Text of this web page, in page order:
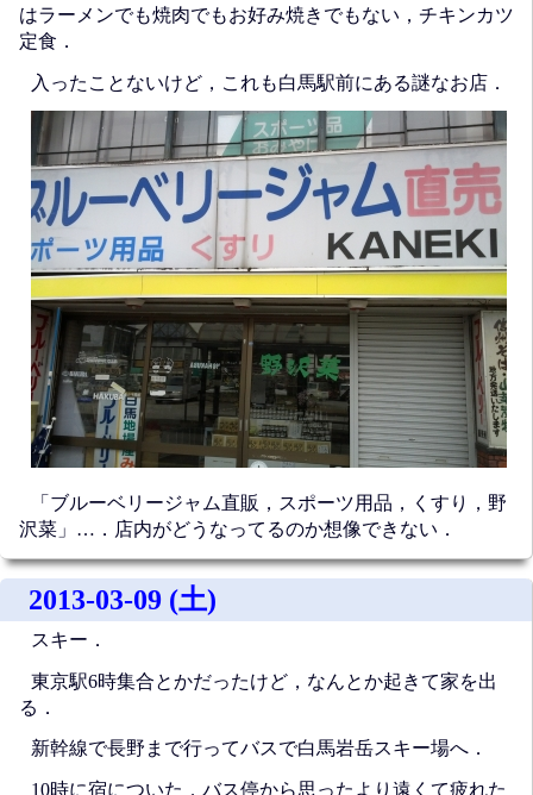
はラーメンでも焼肉でもお好み焼きでもない，チキンカツ
定食．
入ったことないけど，これも白馬駅前にある謎なお店．
「ブルーベリージャム直販，スポーツ用品，くすり，野
沢菜」…．店内がどうなってるのか想像できない．
2013-03-09 (土)
スキー．
東京駅6時集合とかだったけど，なんとか起きて家を出
る．
新幹線で長野まで行ってバスで白馬岩岳スキー場へ．
10時に宿についた．バス停から思ったより遠くて疲れた